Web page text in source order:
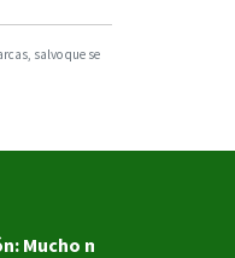
salvo que se
Mucho más que un